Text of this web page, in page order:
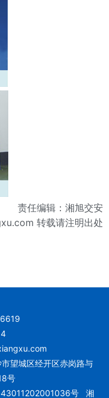
责任编辑：湘旭交安
转载请注明出处
望城区经开区赤岗路与
号
43011202001036号 湘